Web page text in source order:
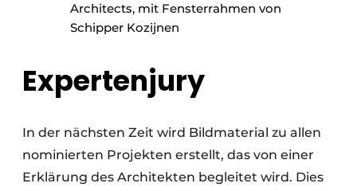
Architects, mit Fensterrahmen von
Schipper Kozijnen
Expertenjury
In der nächsten Zeit wird Bildmaterial zu allen
nominierten Projekten erstellt, das von einer
Erklärung des Architekten begleitet wird. Dies